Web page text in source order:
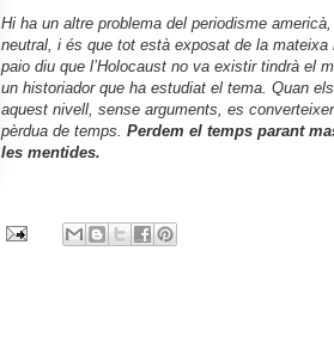
Hi ha un altre problema del periodisme
neutral, i és que tot està exposat de la mateixa
paio diu que l’Holocaust no va existir tindrà el
un historiador que ha estudiat el tema. Quan
aquest nivell, sense arguments, es
pèrdua de temps. Perdem el temps parant
les mentides.